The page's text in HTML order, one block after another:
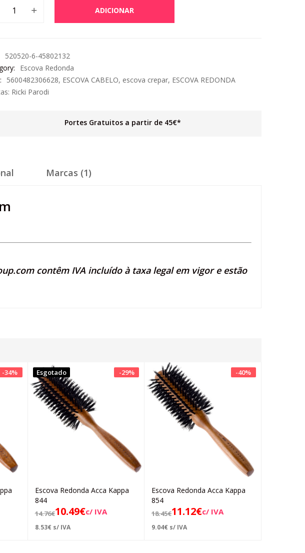
ADICIONAR
520520-6-45802132
Escova Redonda
5600482306628, ESCOVA CABELO, escova crepar, ESCOVA REDONDA
Ricki Parodi
Portes Gratuitos a partir de 45€*
Marcas (1)
contêm IVA incluído à taxa legal em vigor e estão
-34% -29%
Esgotado
Ler mais
Escova Redonda Acca Kappa
844
14.76€10.49€c/ IVA
8.53€ s/ IVA
-40%
Adicionar
Escova Redonda Acca Kappa
854
18.45€11.12€c/ IVA
9.04€ s/ IVA